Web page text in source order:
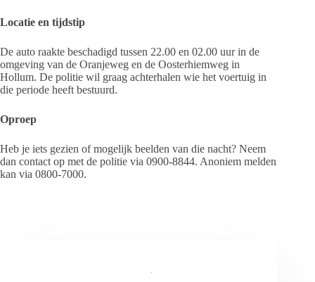
Locatie en tijdstip
De auto raakte beschadigd tussen 22.00 en 02.00 uur in de
omgeving van de Oranjeweg en de Oosterhiemweg in
Hollum. De politie wil graag achterhalen wie het voertuig in
die periode heeft bestuurd.
Oproep
Heb je iets gezien of mogelijk beelden van die nacht? Neem
dan contact op met de politie via 0900-8844. Anoniem melden
kan via 0800-7000.